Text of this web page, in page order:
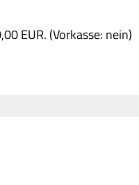
EUR. (Vorkasse: nein)